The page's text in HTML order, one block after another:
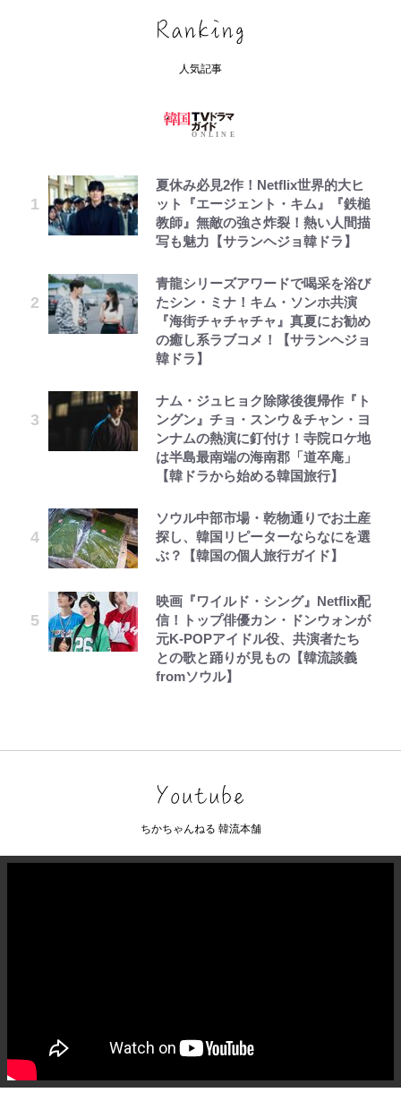
人気記事
夏休み必見2作！Netflix世界的大ヒ
ット『エージェント・キム』『鉄槌
教師』無敵の強さ炸裂！熱い人間描
写も魅力【サランヘジョ韓ドラ】
青龍シリーズアワードで喝采を浴び
たシン・ミナ！キム・ソンホ共演
『海街チャチャチャ』真夏にお勧め
の癒し系ラブコメ！【サランヘジョ
韓ドラ】
ナム・ジュヒョク除隊後復帰作『ト
ングン』チョ・スンウ＆チャン・ヨ
ンナムの熱演に釘付け！寺院ロケ地
は半島最南端の海南郡「道卒庵」
【韓ドラから始める韓国旅行】
ソウル中部市場・乾物通りでお土産
探し、韓国リピーターならなにを選
ぶ？【韓国の個人旅行ガイド】
映画『ワイルド・シング』Netflix配
信！トップ俳優カン・ドンウォンが
元K-POPアイドル役、共演者たち
との歌と踊りが見もの【韓流談義
fromソウル】
ちかちゃんねる 韓流本舗